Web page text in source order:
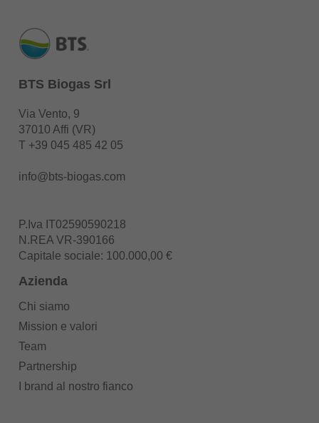
BTS Biogas Srl
Via Vento, 9
37010 Affi (VR)
T +39 045 485 42 05
info@bts-biogas.com
P.Iva IT02590590218
N.REA VR-390166
Capitale sociale: 100.000,00 €
Azienda
Chi siamo
Mission e valori
Team
Partnership
I brand al nostro fianco